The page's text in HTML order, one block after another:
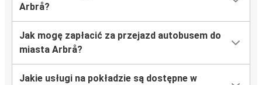
Arbrå?
Jak mogę zapłacić za przejazd autobusem do
miasta Arbrå?
Jakie usługi na pokładzie są dostępne w